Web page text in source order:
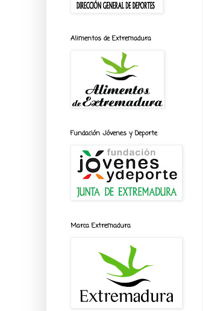
Alimentos de Extremadura
Fundación Jóvenes y Deporte
Marca Extremadura